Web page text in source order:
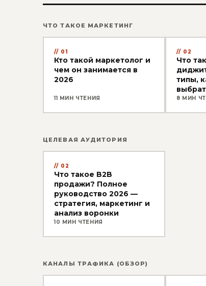
ЧТО ТАКОЕ МАРКЕТИНГ
01
Кто такой маркетолог и
чем он занимается в
2026
11 МИН ЧТЕНИЯ
02
Что
типы,
8 МИН
ЦЕЛЕВАЯ АУДИТОРИЯ
02
Что такое B2B
продажи? Полное
руководство 2026 —
стратегия, маркетинг и
анализ воронки
10 МИН ЧТЕНИЯ
КАНАЛЫ ТРАФИКА (ОБЗОР)